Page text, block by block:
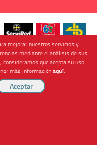
mejorar nuestros servicios y
mediante el análisis de sus
consideramos que acepta su uso.
más informaciónaquí.